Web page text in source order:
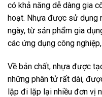
có khả năng dễ dàng gia
hoạt. Nhựa được sử dụng
ngày, từ sản phẩm gia
các ứng dụng công
Về bản chất, nhựa được
những phân tử rất dài,
lặp đi lặp lại nhiều đơn vị